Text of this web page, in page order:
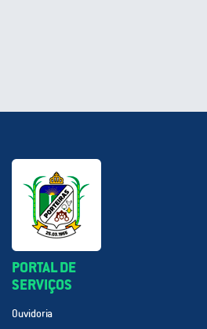
PORTAL DE
SERVIÇOS
Ouvidoria